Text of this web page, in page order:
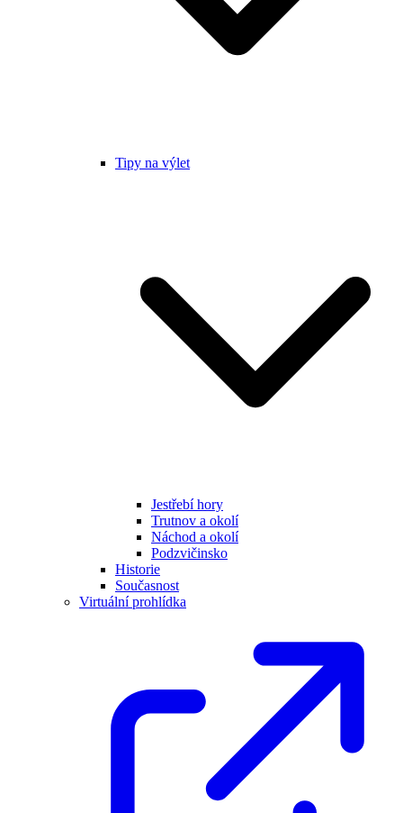
Tipy na výlet
Jestřebí hory
Trutnov a okolí
Náchod a okolí
Podzvičinsko
Historie
Současnost
Virtuální prohlídka